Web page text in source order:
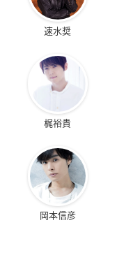
速水奨
梶裕貴
岡本信彦